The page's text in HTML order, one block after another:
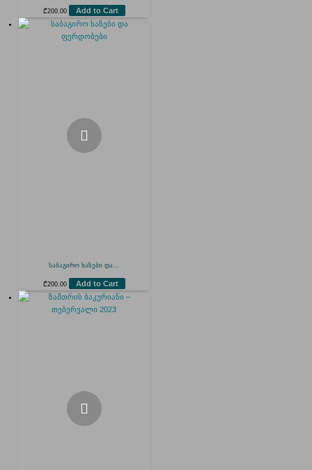
₾200.00 Add to Cart
საბაგირო ხაზები და...
₾200.00 Add to Cart